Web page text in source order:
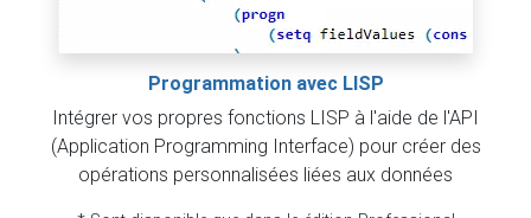
Programmation avec LISP
Intégrer vos propres fonctions LISP à l'aide de l'API
(Application Programming Interface) pour créer des
opérations personnalisées liées aux données